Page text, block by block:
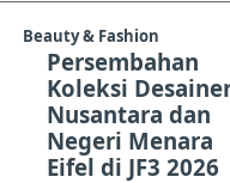
Beauty & Fashion
Persembahan
Koleksi
Nusantara dan
Negeri Menara
Eifel di JF3 2026